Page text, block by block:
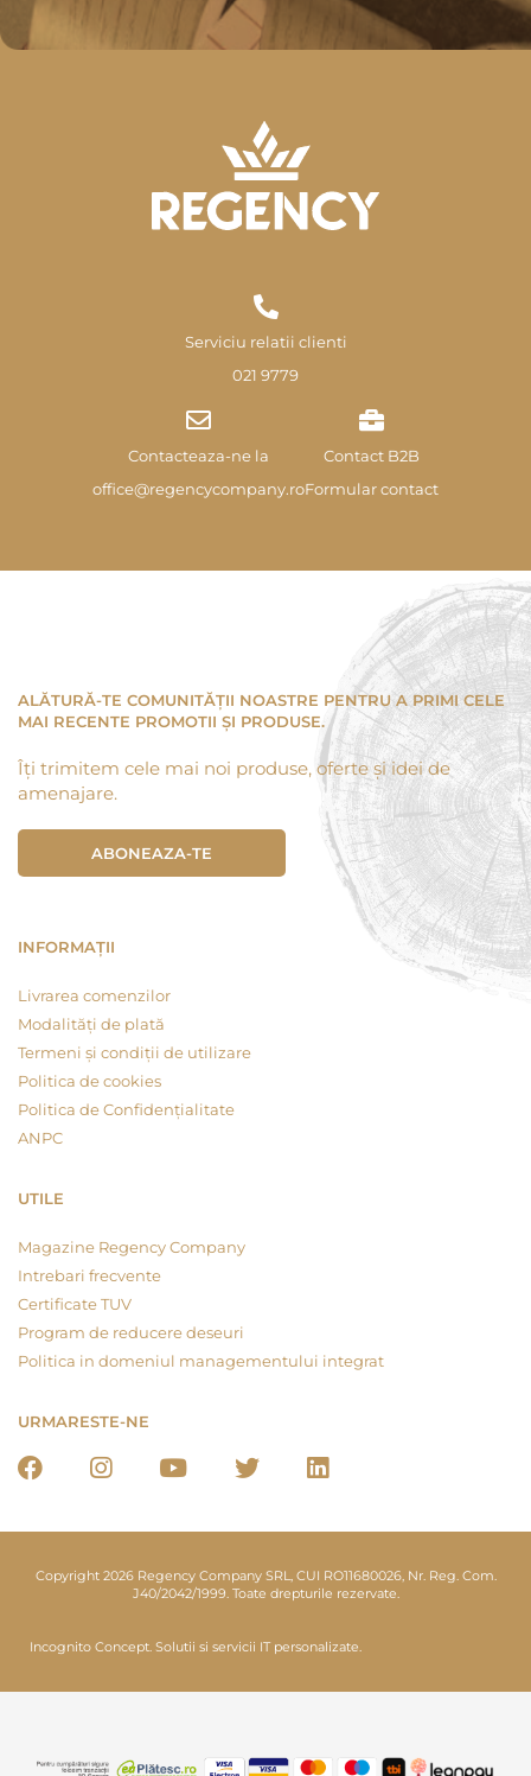
Serviciu relatii clienti
021 9779
Contacteaza-ne la
office@regencycompany.ro
Contact B2B
Formular contact
ALĂTURĂ-TE COMUNITĂȚII NOASTRE PENTRU A PRIMI CELE
MAI RECENTE PROMOTII ȘI PRODUSE.
Îți trimitem cele mai noi produse, oferte și idei de
amenajare.
ABONEAZA-TE
INFORMAȚII
Livrarea comenzilor
Modalități de plată
Termeni și condiții de utilizare
Politica de cookies
Politica de Confidențialitate
ANPC
UTILE
Magazine Regency Company
Intrebari frecvente
Certificate TUV
Program de reducere deseuri
Politica in domeniul managementului integrat
URMARESTE-NE
Copyright 2026 Regency Company SRL, CUI RO11680026, Nr. Reg. Com.
J40/2042/1999. Toate drepturile rezervate.
Incognito Concept. Solutii si servicii IT personalizate.